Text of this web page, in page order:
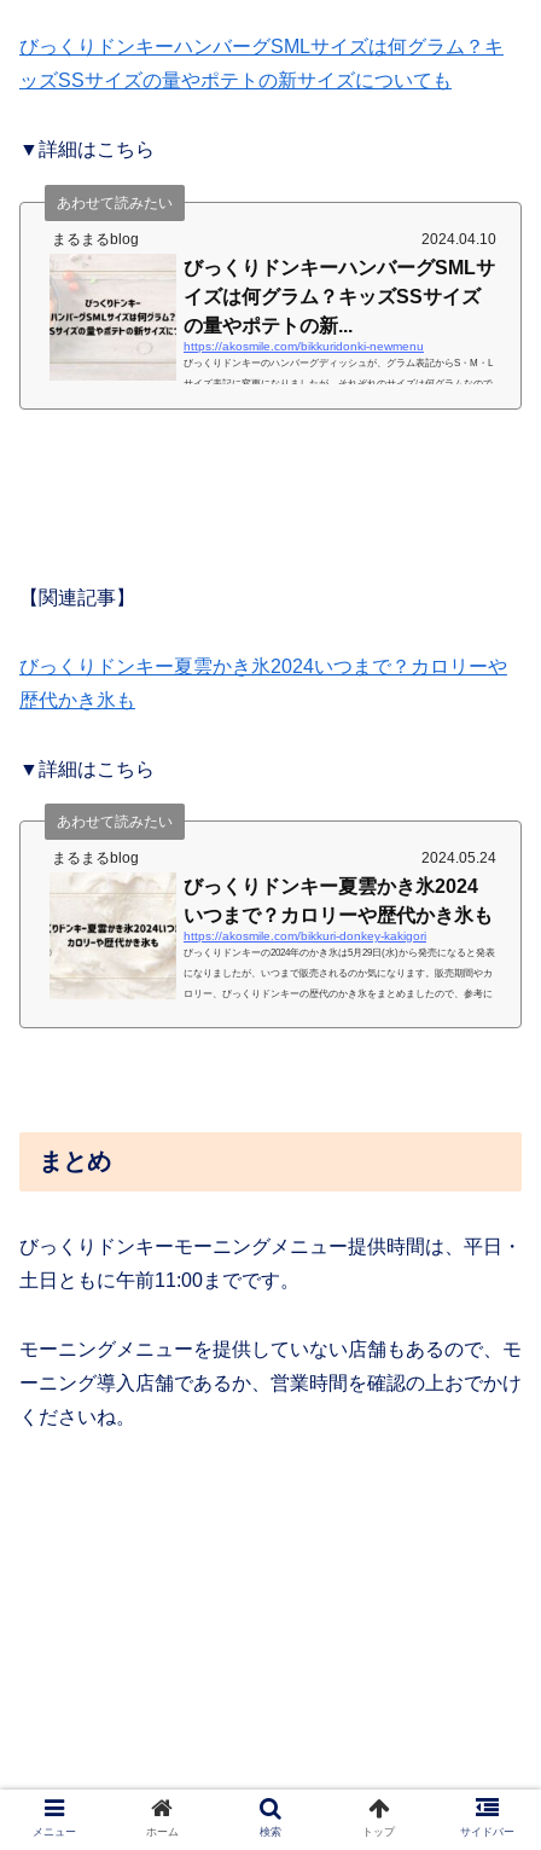
Cheeeese!」フェアがいつまで開催か明確な日付は発表されていませ
ん。なので、2023年、2022年の期間から今年の販売期間を推測していま
す。確実な期間ではありませんが、参考にしてください。202...
びっくりドンキーハンバーグSMLサイズは何グラム？キ
ッズSSサイズの量やポテトの新サイズについても
▼詳細はこちら
まるまるblog
あわせて読みたい
2024.04.10
びっくりドンキーハンバーグSMLサ
イズは何グラム？キッズSSサイズ
の量やポテトの新...
https://akosmile.com/bikkuridonki-newmenu
びっくりドンキーのハンバーグディッシュが、グラム表記からS・M・L
サイズ表記に変更になりましたが、それぞれのサイズは何グラムなので
【関連記事】
びっくりドンキー夏雲かき氷2024いつまで？カロリーや
歴代かき氷も
▼詳細はこちら
まるまるblog
あわせて読みたい
2024.05.24
びっくりドンキー夏雲かき氷2024
いつまで？カロリーや歴代かき氷も
https://akosmile.com/bikkuri-donkey-kakigori
びっくりドンキーの2024年のかき氷は5月29日(水)から発売になると発表
になりましたが、いつまで販売されるのか気になります。販売期間やカ
ロリー、びっくりドンキーの歴代のかき氷をまとめましたので、参考に
まとめ
びっくりドンキーモーニングメニュー提供時間は、平日・
土日ともに午前11:00までです。
モーニングメニューを提供していない店舗もあるので、モ
ーニング導入店舗であるか、営業時間を確認の上おでかけ
くださいね。
メニュー ホーム 検索 トップ サイドバー